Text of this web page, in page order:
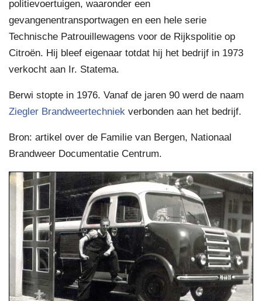
politievoertuigen, waaronder een
gevangenentransportwagen en een hele serie
Technische Patrouillewagens voor de Rijkspolitie op
Citroën. Hij bleef eigenaar totdat hij het bedrijf in 1973
verkocht aan Ir. Statema.
Berwi stopte in 1976. Vanaf de jaren 90 werd de naam
Ziegler Brandweertechniek verbonden aan het bedrijf.
Bron: artikel over de Familie van Bergen, Nationaal
Brandweer Documentatie Centrum.